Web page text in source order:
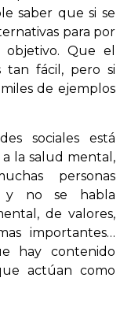
saber que si se
para por
Que el
tan fácil, pero si
de ejemplos
sociales está
la salud mental,
personas
y no se habla
de valores,
importantes…
hay contenido
actúan como